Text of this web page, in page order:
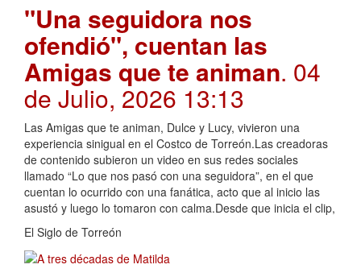
"Una seguidora nos
ofendió", cuentan las
Amigas que te animan. 04
de Julio, 2026 13:13
Las Amigas que te animan, Dulce y Lucy, vivieron una
experiencia sinigual en el Costco de Torreón.Las creadoras
de contenido subieron un video en sus redes sociales
llamado “Lo que nos pasó con una seguidora”, en el que
cuentan lo ocurrido con una fanática, acto que al inicio las
asustó y luego lo tomaron con calma.Desde que inicia el clip,
El Siglo de Torreón